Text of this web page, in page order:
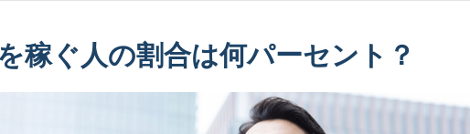
稼ぐ人の割合は何パーセント？